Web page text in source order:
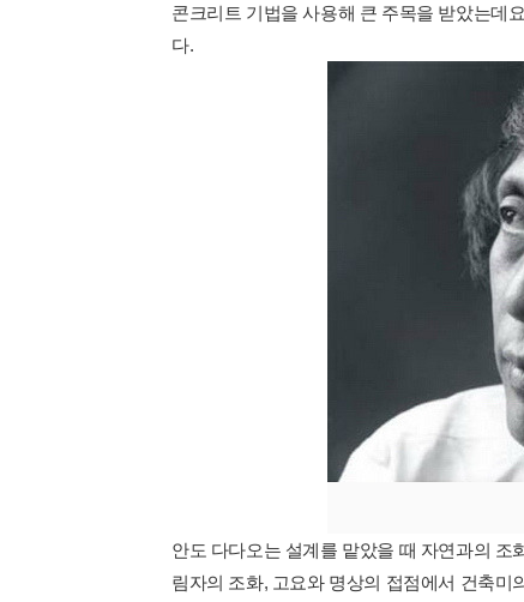
콘크리트 기법을 사용해 큰 주목을 받았는데
다.
안도 다다오는 설계를 맡았을 때 자연과의 조
림자의 조화, 고요와 명상의 접점에서 건축